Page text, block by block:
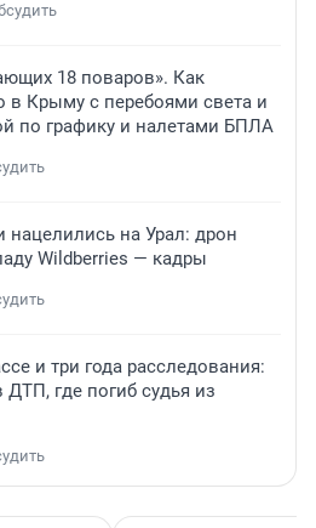
18 поваров». Как
в Крыму с перебоями света и
по графику и налетами БПЛА
нацелились на Урал: дрон
Wildberries — кадры
и три года расследования:
ДТП, где погиб судья из